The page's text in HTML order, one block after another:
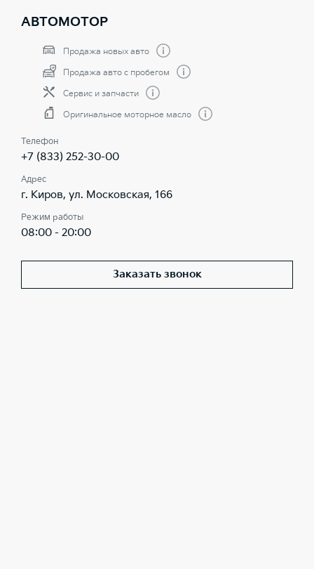
АВТОМОТОР
Продажа новых авто
Продажа авто с пробегом
Сервис и запчасти
Оригинальное моторное масло
Телефон
+7 (833) 252-30-00
Адрес
г. Киров, ул. Московская, 166
Режим работы
08:00 - 20:00
Заказать звонок